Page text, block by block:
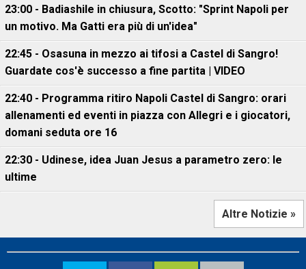
23:00 - Badiashile in chiusura, Scotto: "Sprint Napoli per
un motivo. Ma Gatti era più di un'idea"
22:45 - Osasuna in mezzo ai tifosi a Castel di Sangro!
Guardate cos'è successo a fine partita | VIDEO
22:40 - Programma ritiro Napoli Castel di Sangro: orari
allenamenti ed eventi in piazza con Allegri e i giocatori,
domani seduta ore 16
22:30 - Udinese, idea Juan Jesus a parametro zero: le
ultime
Altre Notizie »